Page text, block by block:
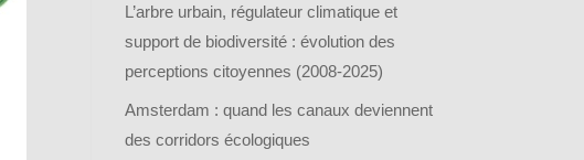
L’arbre urbain, régulateur climatique et
support de biodiversité : évolution des
perceptions citoyennes (2008-2025)
Amsterdam : quand les canaux deviennent
des corridors écologiques